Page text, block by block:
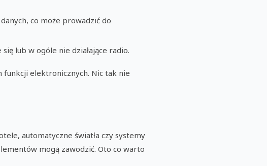
co może prowadzić do
lub w ogóle nie działające radio.
funkcji elektronicznych. Nic tak nie
automatyczne światła czy systemy
mogą zawodzić. Oto co warto